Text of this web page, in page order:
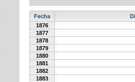
Fecha
1876
1877
1878
1879
1880
1881
1882
1883